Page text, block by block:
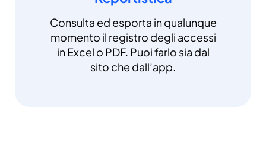
Consulta ed esporta in qualunque
momento il registro degli accessi
in Excel o PDF. Puoi farlo sia dal
sito che dall’app.